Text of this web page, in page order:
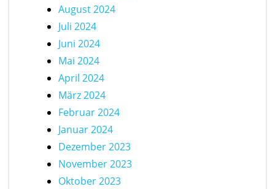
August 2024
Juli 2024
Juni 2024
Mai 2024
April 2024
März 2024
Februar 2024
Januar 2024
Dezember 2023
November 2023
Oktober 2023